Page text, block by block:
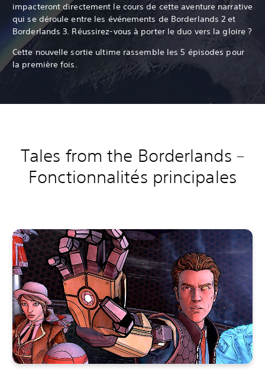
impacteront directement le cours de cette aventure narrative
qui se déroule entre les événements de Borderlands 2 et
Borderlands 3. Réussirez-vous à porter le duo vers la gloire ?
Cette nouvelle sortie ultime rassemble les 5 épisodes pour
la première fois.
Tales from the Borderlands –
Fonctionnalités principales